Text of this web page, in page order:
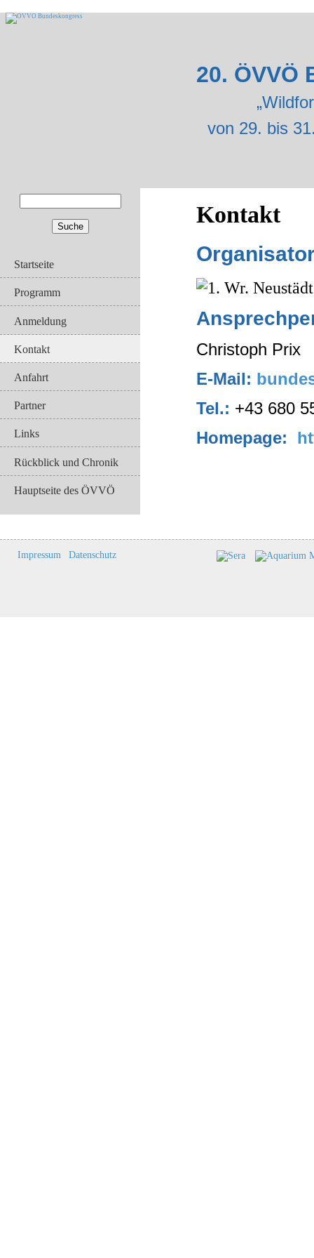
20. ÖVVÖ
von 29. bis
Suchformular
Startseite
Programm
Anmeldung
Kontakt
Anfahrt
Partner
Links
Rückblick und Chronik
Hauptseite des ÖVVÖ
Kontakt
Christoph Prix
E-Mail:
Tel.: +43 680
Homepage:
Impressum Datenschutz